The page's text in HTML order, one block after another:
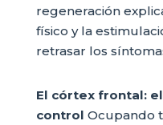
regeneración
físico y la
retrasar los
El córtex frontal:
control Ocupando